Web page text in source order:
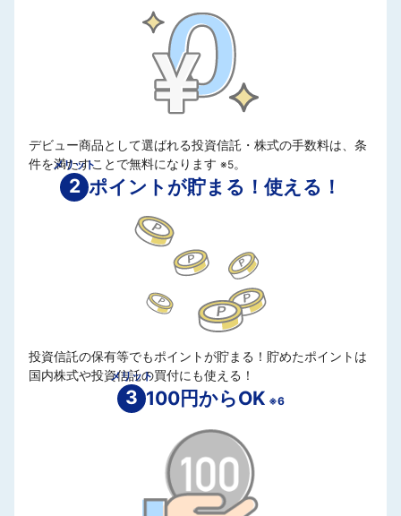
デビュー商品として選ばれる投資信託・株式の手数料は、条
件を満たすことで無料になります ※5。
メリット
2 ポイントが貯まる！使える！
投資信託の保有等でもポイントが貯まる！貯めたポイントは
国内株式や投資信託の買付にも使える！
メリット
3 100円からOK ※6